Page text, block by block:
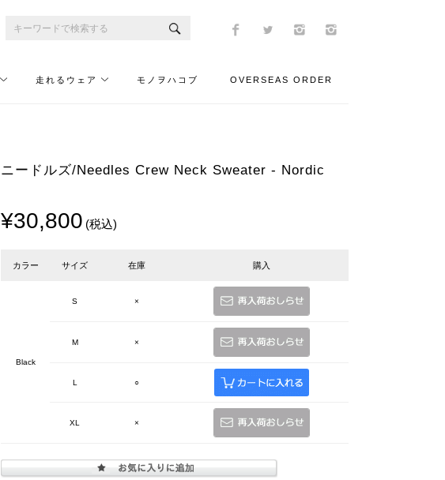
走れるウェア モノヲハコブ OVERSEAS ORDER
ニードルズ/Needles Crew Neck Sweater - Nordic
¥30,800 (税込)
カラー サイズ 在庫 購入
Black
S ×
M ×
L ○
XL ×